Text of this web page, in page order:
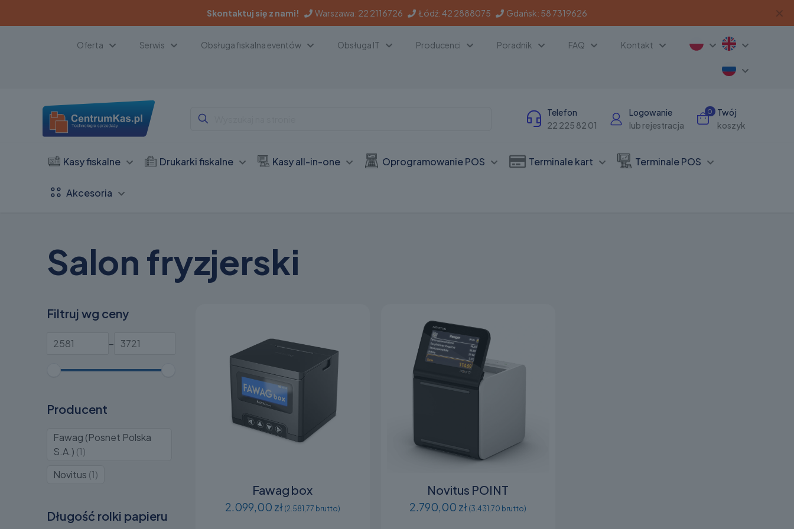
Skontaktuj się z nami! Warszawa: 22 2116726 Łódź:42 2888075 Gdańsk: 58 7319626 ✕
Oferta Serwis Obsługa fiskalna eventów Obsługa IT Producenci Poradnik FAQ Kontakt
Telefon
22 225 82 01
Logowanie
lub rejestracja
0
Twój
koszyk
Kasy fiskalne Drukarki fiskalne Kasy all-in-one Oprogramowanie POS Terminale kart Terminale POS
Akcesoria
Salon fryzjerski
Filtruj wg ceny
–
Producent
Fawag (Posnet Polska
S.A.) 1Produkt
Novitus 1Produkt
Długość rolki papieru
Fawag box
2.099,00 zł (2.581,77 brutto)
Novitus POINT
2.790,00 zł (3.431,70 brutto)